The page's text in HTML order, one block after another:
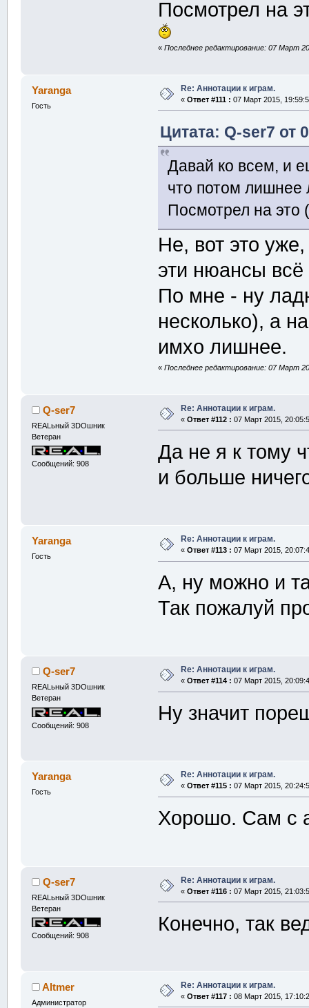
Посмотрел на
«Последнее редактирование: 07 Март
Yaranga
Гость
Re: Аннотации к играм.
« Ответ #111 : 07 Март 2015,
Цитата: Q-ser7 от
Давай ко всем, и
что потом лишнее
Посмотрел на это
Не, вот это
эти нюансы всё
По мне - ну
несколько), а
имхо лишнее.
«Последнее редактирование: 07 Март
Q-ser7
REALьный 3DOшник
Ветеран
Сообщений: 908
Re: Аннотации к играм.
« Ответ #112 : 07 Март 2015,
Да не я к тому
и больше
Yaranga
Гость
Re: Аннотации к играм.
« Ответ #113 : 07 Март 2015,
А, ну можно и
Так пожалуй
Q-ser7
REALьный 3DOшник
Ветеран
Сообщений: 908
Re: Аннотации к играм.
« Ответ #114 : 07 Март 2015,
Ну значит
Yaranga
Гость
Re: Аннотации к играм.
« Ответ #115 : 07 Март 2015,
Хорошо. Сам с
Q-ser7
REALьный 3DOшник
Ветеран
Сообщений: 908
Re: Аннотации к играм.
« Ответ #116 : 07 Март 2015,
Конечно, так
Altmer
Администратор
Re: Аннотации к играм.
« Ответ #117 : 08 Март 2015,